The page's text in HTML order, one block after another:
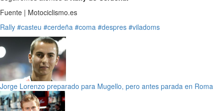
Fuente | Motociclismo.es
Rally #casteu #cerdeña #coma #despres #viladoms
Jorge Lorenzo preparado para Mugello, pero antes parada en Roma